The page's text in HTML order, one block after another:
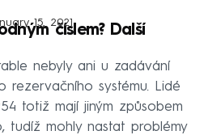
15, 2021číslem? Další
nebyly ani u zadávání
rezervačního systému. Lidé
totiž mají jiným způsobem
tudíž mohly nastat problémy